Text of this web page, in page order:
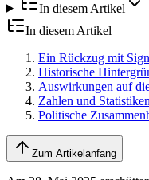
In diesem Artikel
In diesem Artikel
Ein Rückzug mit
Historische
Auswirkungen auf
Zahlen und Statistiken
Politische
Zum Artikelanfang